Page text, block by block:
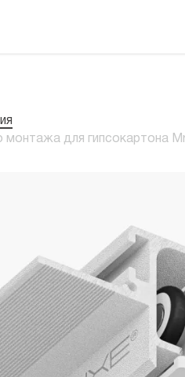
монтажа для гипсокартона